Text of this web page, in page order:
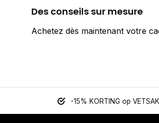
Des conseils sur mesure
Achetez dès maintenant votre
-15% KORTING op VETSAK